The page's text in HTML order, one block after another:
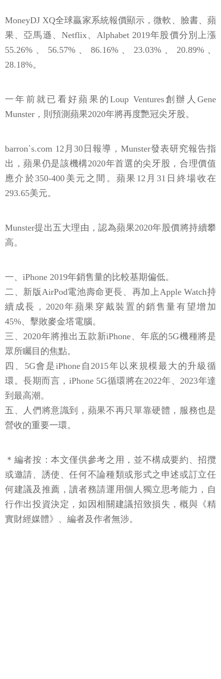
MoneyDJ XQ全球贏家系統報價顯示，微軟、臉書、蘋
果、亞馬遜、Netflix、Alphabet 2019年股價分別上漲
55.26%、56.57%、86.16%、23.03%、20.89%、
28.18%。
一年前就已看好蘋果的Loup Ventures創辦人Gene
Munster，則預測蘋果2020年將再度艷冠尖牙股。
barron`s.com 12月30日報導，Munster發表研究報告指
出，蘋果仍是該機構2020年首選的尖牙股，合理價值
應介於350-400美元之間。蘋果12月31日終場收在
293.65美元。
Munster提出五大理由，認為蘋果2020年股價將持續攀
高。
一、iPhone 2019年銷售量的比較基期偏低。
二、新版AirPod電池壽命更長、再加上Apple Watch持
續成長，2020年蘋果穿戴裝置的銷售量有望增加
45%、擊敗麥金塔電腦。
三、2020年將推出五款新iPhone、年底的5G機種將是
眾所矚目的焦點。
四、5G會是iPhone自2015年以來規模最大的升級循
環。長期而言，iPhone 5G循環將在2022年、2023年達
到最高潮。
五、人們將意識到，蘋果不再只單靠硬體，服務也是
營收的重要一環。
＊編者按：本文僅供參考之用，並不構成要約、招攬
或邀請、誘使、任何不論種類或形式之申述或訂立任
何建議及推薦，讀者務請運用個人獨立思考能力，自
行作出投資決定，如因相關建議招致損失，概與《精
實財經媒體》、編者及作者無涉。